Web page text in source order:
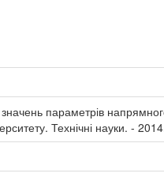
параметрів
Технічні науки. -